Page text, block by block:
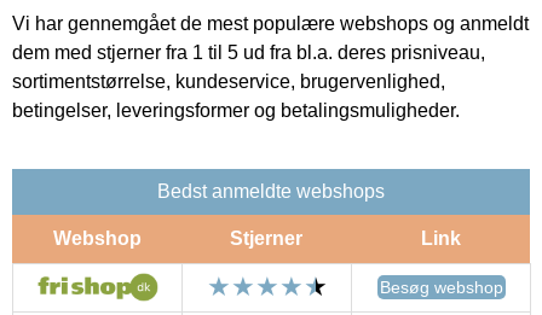
Vi har gennemgået de mest populære webshops og anmeldt
dem med stjerner fra 1 til 5 ud fra bl.a. deres prisniveau,
sortimentstørrelse, kundeservice, brugervenlighed,
betingelser, leveringsformer og betalingsmuligheder.
Bedst anmeldte webshops
Webshop Stjerner Link
Besøg webshop